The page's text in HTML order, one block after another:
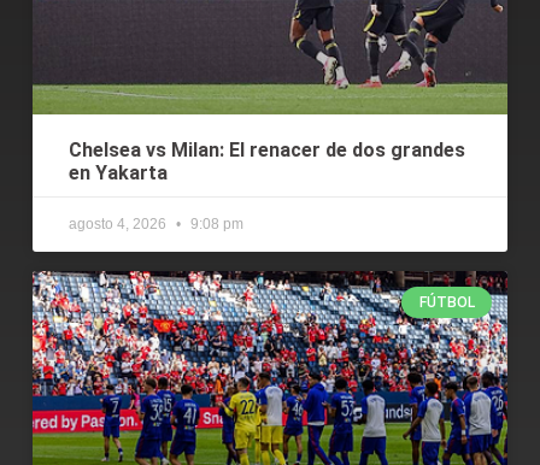
Chelsea vs Milan: El renacer de dos grandes
en Yakarta
agosto 4, 2026 9:08 pm
FÚTBOL